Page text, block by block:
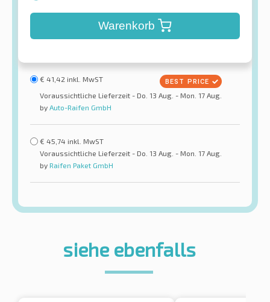
Warenkorb
€ 41,42 inkl. MwST
Voraussichtliche Lieferzeit - Do. 13 Aug. - Mon. 17 Aug.
by Auto-Raifen GmbH
€ 45,74 inkl. MwST
Voraussichtliche Lieferzeit - Do. 13 Aug. - Mon. 17 Aug.
by Raifen Paket GmbH
siehe ebenfalls